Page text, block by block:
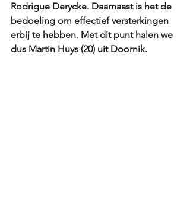
Rodrigue Derycke. Daarnaast is het de
bedoeling om effectief versterkingen
erbij te hebben. Met dit punt halen we
dus Martin Huys (20) uit Doornik.